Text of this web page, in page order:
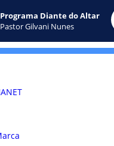
Programa Diante do Altar
Pastor Gilvani Nunes